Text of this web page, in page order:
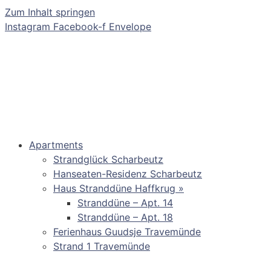
Zum Inhalt springen
Instagram Facebook-f Envelope
Apartments
Strandglück Scharbeutz
Hanseaten-Residenz Scharbeutz
Haus Stranddüne Haffkrug »
Stranddüne – Apt. 14
Stranddüne – Apt. 18
Ferienhaus Guudsje Travemünde
Strand 1 Travemünde